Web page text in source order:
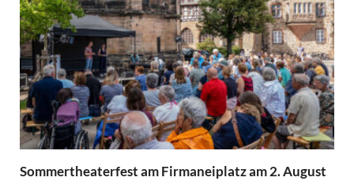
Sommertheaterfest am Firmaneiplatz am 2. August